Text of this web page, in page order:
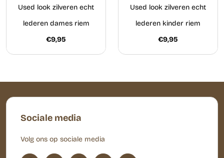
Used look zilveren echt
lederen dames riem
€9,95
Used look zilveren echt
lederen kinder riem
€9,95
Sociale media
Volg ons op sociale media